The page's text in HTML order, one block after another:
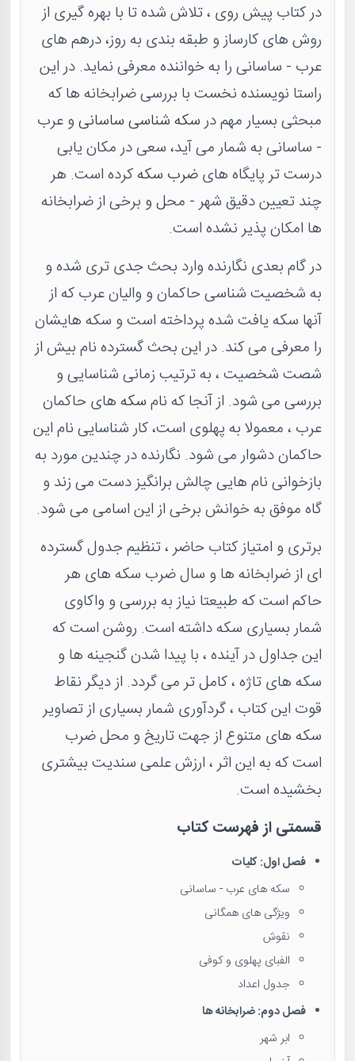
در کتاب پیش روی ، تلاش شده تا با بهره گیری از
روش های کارساز و طبقه بندی به روز، درهم های
عرب - ساسانی را به خواننده معرفی نماید. در این
راستا نویسنده نخست با بررسی ضرابخانه ها که
مبحثی بسیار مهم درسکه شناسی ساسانیو عرب
- ساسانی به شمار می آید، سعی در مکان یابی
درست تر پایگاه هایضرب سکهکرده است. هر
چند تعیین دقیق شهر - محل و برخی از ضرابخانه
ها امکان پذیر نشده است.
در گام بعدی نگارنده وارد بحث جدی تری شده و
به شخصیت شناسی حاکمان و والیان عرب که از
آنها سکه یافت شده پرداخته است و سکه هایشان
را معرفی می کند. در این بحث گسترده نام بیش از
شصت شخصیت ، به ترتیب زمانی شناسایی و
بررسی می شود. از آنجا که نامسکههای حاکمان
عرب ، معمولا به پهلوی است، کار شناسایی نام این
حاکمان دشوار می شود. نگارنده در چندین مورد به
بازخوانی نام هایی چالش برانگیز دست می زند و
گاه موفق به خوانش برخی از این اسامی می شود.
برتری و امتیاز کتاب حاضر ، تنظیم جدول گسترده
ای از ضرابخانه ها و سال ضرب سکه های هر
حاکم است که طبیعتا نیاز به بررسی و واکاوی
شمار بسیاری سکه داشته است. روشن است که
این جداول در آینده ، با پیدا شدن گنجینه ها و
سکه های تاژه ، کامل تر می گردد. از دیگر نقاط
قوت این کتاب ، گردآوری شمار بسیاری از تصاویر
سکه های متنوع از جهت تاریخ و محل ضرب
است که به این اثر ، ارزش علمی سندیت بیشتری
بخشیده است.
قسمتی از فهرست کتاب
فصل اول: کلیات
سکه های عرب - ساسانی
ویژگی های همگانی
نقوش
الفبای پهلوی و کوفی
جدول اعداد
فصل دوم: ضرابخانه ها
ابر شهر